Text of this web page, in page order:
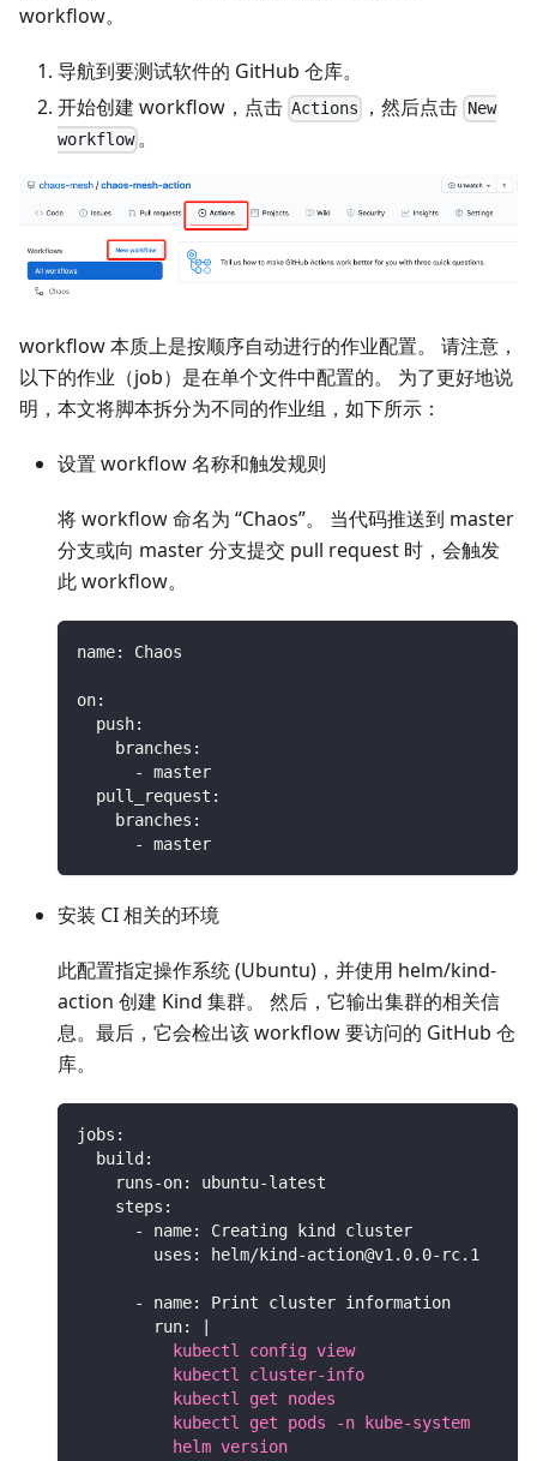
workflow。
导航到要测试软件的 GitHub 仓库。
开始创建 workflow，点击 Actions ，然后点击 New
workflow 。
workflow 本质上是按顺序自动进行的作业配置。 请注意，
以下的作业（job）是在单个文件中配置的。 为了更好地说
明，本文将脚本拆分为不同的作业组，如下所示：
设置 workflow 名称和触发规则
将 workflow 命名为 “Chaos”。 当代码推送到 master
分支或向 master 分支提交 pull request 时，会触发
此 workflow。
name: Chaos
on:
push:
branches :
-
master
pull_request :
branches :
-
master
安装 CI 相关的环境
此配置指定操作系统 (Ubuntu)，并使用 helm/kind-
action 创建 Kind 集群。 然后，它输出集群的相关信
息。最后，它会检出该 workflow 要访问的 GitHub 仓
库。
jobs :
build:
runs-on: ubuntu-latest
steps :
-
name:
Creating kind cluster
uses : helm/kind-action@v1.0.0- rc.1
- name:
Print cluster information
run:
|
          kubectl config view
          kubectl cluster-info
          kubectl get nodes
          kubectl get pods -n kube-system
          helm version